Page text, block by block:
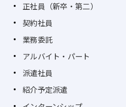
正社員（新卒・第二）
契約社員
業務委託
アルバイト・パート
派遣社員
紹介予定派遣